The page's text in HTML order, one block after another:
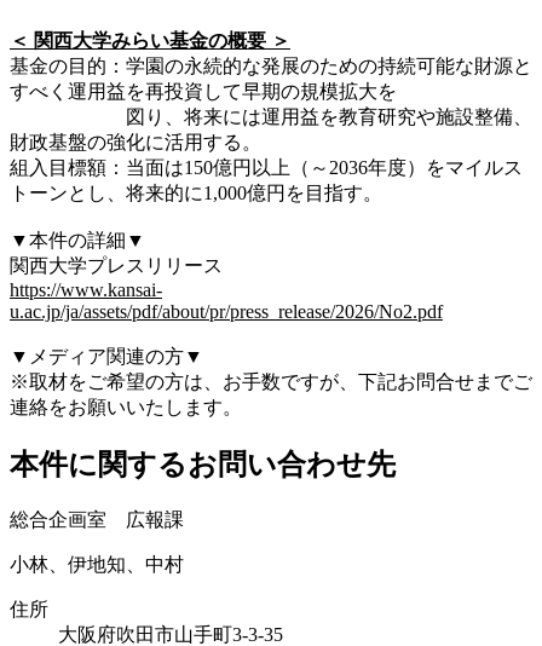
＜ 関西大学みらい基金の概要 ＞
基金の目的：学園の永続的な発展のための持続可能な財源と
すべく運用益を再投資して早期の規模拡大を
図り、将来には運用益を教育研究や施設整備、
財政基盤の強化に活用する。
組入目標額：当面は150億円以上（～2036年度）をマイルス
トーンとし、将来的に1,000億円を目指す。
▼本件の詳細▼
関西大学プレスリリース
https://www.kansai-
u.ac.jp/ja/assets/pdf/about/pr/press_release/2026/No2.pdf
▼メディア関連の方▼
※取材をご希望の方は、お手数ですが、下記お問合せまでご
連絡をお願いいたします。
本件に関するお問い合わせ先
総合企画室 広報課
小林、伊地知、中村
住所
大阪府吹田市山手町3-3-35